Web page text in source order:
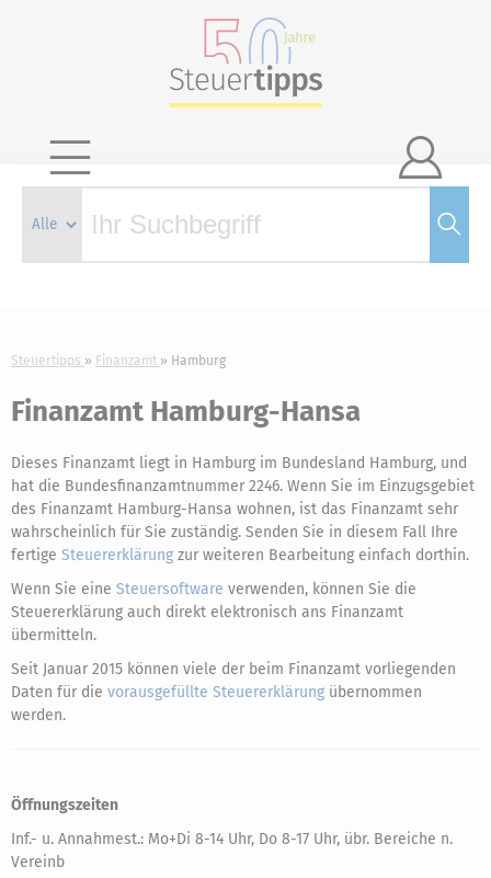

Steuertipps Finanzamt Hamburg
Finanzamt Hamburg-Hansa
Dieses Finanzamt liegt in Hamburg im Bundesland Hamburg, und
hat die Bundesfinanzamtnummer 2246. Wenn Sie im Einzugsgebiet
des Finanzamt Hamburg-Hansa wohnen, ist das Finanzamt sehr
wahrscheinlich für Sie zuständig. Senden Sie in diesem Fall Ihre
fertige Steuererklärung zur weiteren Bearbeitung einfach dorthin.
Wenn Sie eine Steuersoftware verwenden, können Sie die
Steuererklärung auch direkt elektronisch ans Finanzamt
übermitteln.
Seit Januar 2015 können viele der beim Finanzamt vorliegenden
Daten für die vorausgefüllte Steuererklärung übernommen
werden.
Öffnungszeiten
Inf.- u. Annahmest.: Mo+Di 8-14 Uhr, Do 8-17 Uhr, übr. Bereiche n.
Vereinb